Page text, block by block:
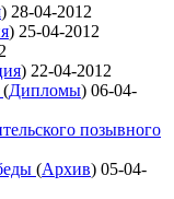
) 28-04-2012
) 25-04-2012
) 22-04-2012
(Дипломы) 06-04-
позывного
(Архив) 05-04-